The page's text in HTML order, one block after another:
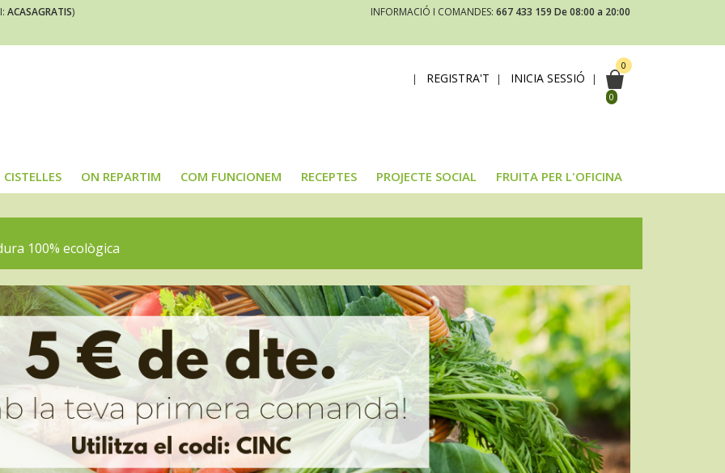
ACASAGRATIS) INFORMACIÓ I COMANDES: 667 433 159 De 08:00 a 20:00
| REGISTRA'T | INICIA SESSIÓ |
0
0
CISTELLES ON REPARTIM COM FUNCIONEM RECEPTES PROJECTE SOCIAL FRUITA PER L'OFICINA
100% ecològica